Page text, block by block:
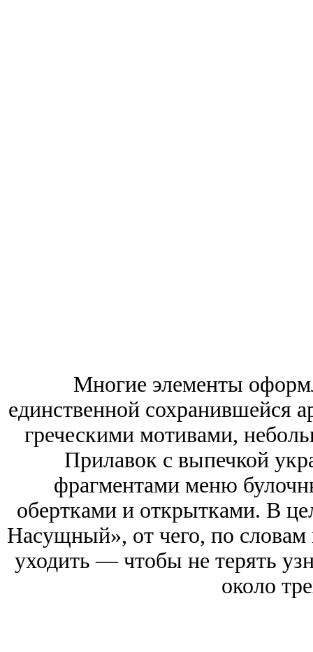
Многие элементы
единственной сохранившейся
греческими мотивами,
Прилавок с выпечкой
фрагментами меню
обертками и открытками. В
Насущный», от чего, по словам
уходить — чтобы не терять
около